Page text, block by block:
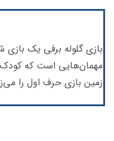
بازی گلوله برفی یک
مهمان‌هایی است که کودک
زمین بازی حرف اول را